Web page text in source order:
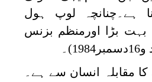
ہے۔چنانچہ لوپ ہول
بہت بڑا اورمنظم بزنس
کا مقابلہ انسان سے ہے۔